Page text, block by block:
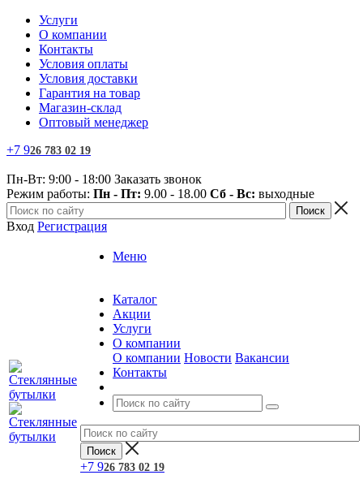
Услуги
О компании
Контакты
Условия оплаты
Условия доставки
Гарантия на товар
Магазин-склад
Оптовый менеджер
+7 926 783 02 19
Пн-Вт: 9:00 - 18:00 Заказать звонок
Режим работы: Пн - Пт: 9.00 - 18.00 Сб - Вс: выходные
Вход Регистрация
Меню
Каталог
Акции
Услуги
О компании
О компании Новости Вакансии
Контакты
+7 926 783 02 19